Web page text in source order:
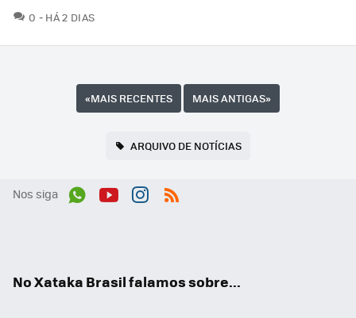
0 COMENTÁRIOS
HÁ 2 DIAS
«MAIS RECENTES MAIS ANTIGAS»
ARQUIVO DE NOTÍCIAS
Nos siga
No Xataka Brasil falamos sobre...